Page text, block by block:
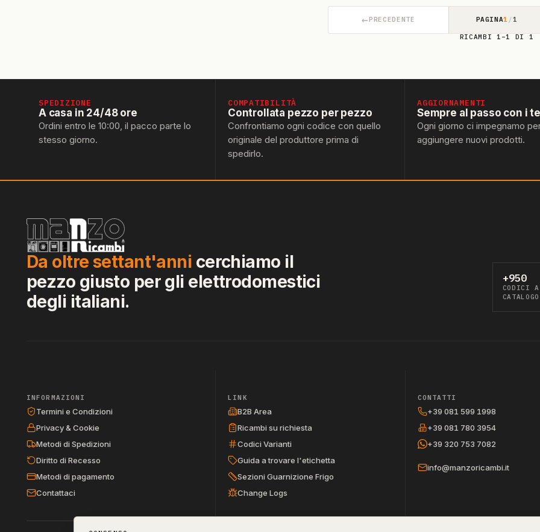
←PRECEDENTE PAGINA1 /1
RICAMBI 1–1 DI 1
SPEDIZIONE
A casa in 24/48 ore
Ordini entro le 10:00, il pacco parte lo
stesso giorno.
COMPATIBILITÀ
Controllata pezzo per pezzo
Confrontiamo ogni codice con quello
originale del produttore prima di
spedirlo.
AGGIORNAMENTI
Sempre al passo con i
Ogni giorno ci impegnamo
aggiungere nuovi prodotti.
Da oltre settant'anni cerchiamo il
pezzo giusto per gli elettrodomestici
degli italiani.
+950
CODICI A
CATALOGO
INFORMAZIONI
Termini e Condizioni
Privacy & Cookie
Metodi di Spedizioni
Diritto di Recesso
Metodi di pagamento
Contattaci
LINK
B2B Area
Ricambi su richiesta
Codici Varianti
Guida a trovare l'etichetta
Sezioni Guarnizione Frigo
Change Logs
CONTATTI
+39 081 599 1998
+39 081 780 3954
+39 320 753 7082
info@manzoricambi.it